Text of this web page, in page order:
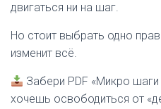
двигаться ни на шаг.
Но стоит выбрать одно
изменит всё.
Забери PDF «Микро
хочешь освободиться от